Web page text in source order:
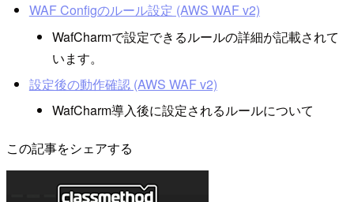
WAF Configのルール設定 (AWS WAF v2)
WafCharmで設定できるルールの詳細が記載されて
います。
設定後の動作確認 (AWS WAF v2)
WafCharm導入後に設定されるルールについて
この記事をシェアする